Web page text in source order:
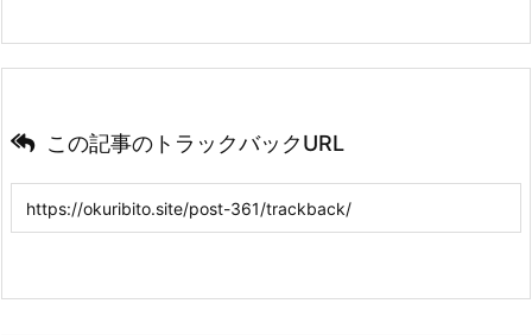
この記事のトラックバックURL